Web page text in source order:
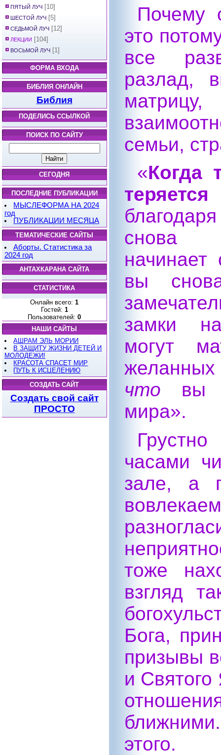
ПЯТЫЙ ЛУЧ [10]
ШЕСТОЙ ЛУЧ [5]
СЕДЬМОЙ ЛУЧ [12]
ЛЕКЦИИ [104]
ВОСЬМОЙ ЛУЧ [1]
ФОРМА ВХОДА
БИБЛИЯ ОНЛАЙН
Библия
ПОДЕЛИСЬ ССЫЛКОЙ
ПОИСК ПО САЙТУ
СЕГОДНЯ
ПОСЛЕДНИЕ ПУБЛИКАЦИИ
МЫСЛЕФОРМА НА 2024
год
ПУБЛИКАЦИИ МЕСЯЦА
ТЕМАТИЧЕСКИЕ САЙТЫ
Аборты. Статистика за
2024 год
АНТАХКАРАНА САЙТА
СТАТИСТИКА
Онлайн всего: 1
Гостей: 1
Пользователей: 0
НАШИ САЙТЫ
АШРАМ ЭЛЬ МОРИИ
В ЗАЩИТУ ЖИЗНИ ДЕТЕЙ И
МОЛОДЕЖИ!
КРАСОТА СПАСЕТ МИР
ПУТЬ К ИСЦЕЛЕНИЮ
СОЗДАТЬ САЙТ
Создать свой сайт
ПРОСТО
Почему
это
все
разлад,
семьи,
«Когда
теряется
снова
начинает
вы
замки
могут
что вы
мира».
часами
зале, а
тоже
взгляд
Бога,
призывы
и
этого.